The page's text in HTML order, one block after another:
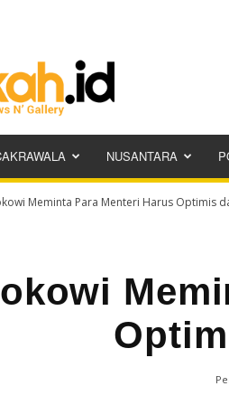
NUSANTARA
Meminta Para Menteri Harus Optimis